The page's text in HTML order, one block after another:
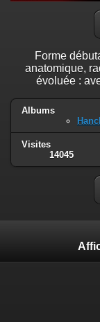
Forme
anatomique,
évoluée :
Albums
Visites
14045